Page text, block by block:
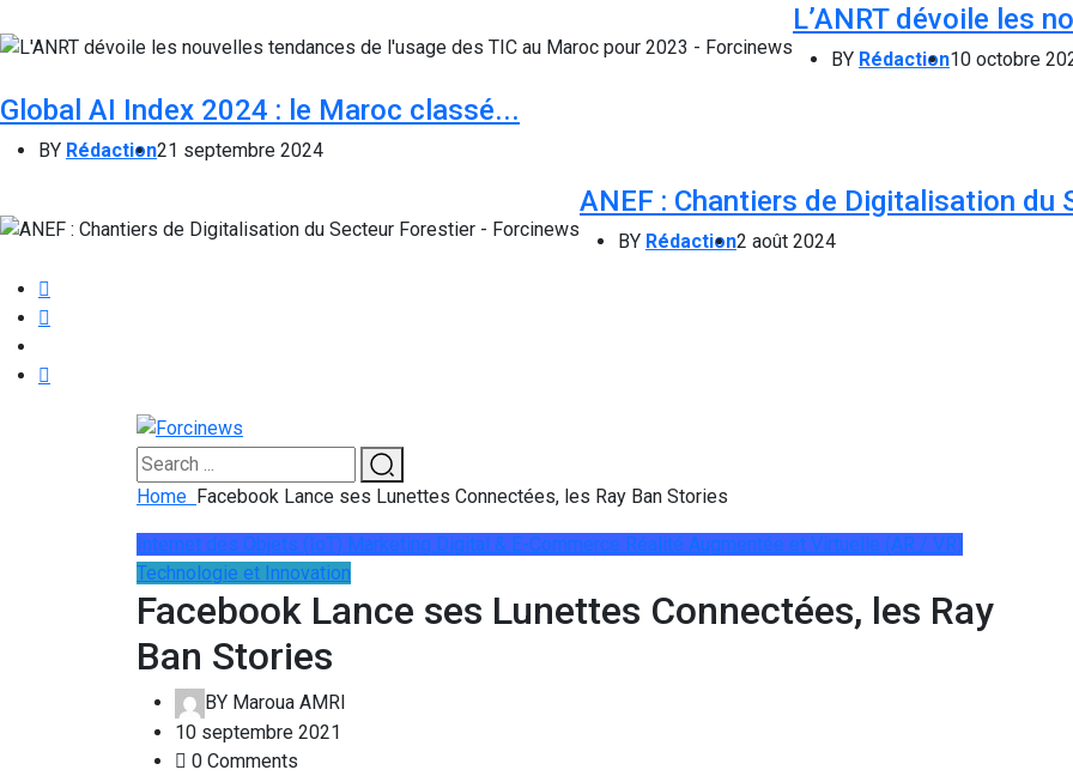
L’ANRT dévoile les
BY Rédaction10 octobre
Global AI Index 2024 : le Maroc classé...
BY Rédaction21 septembre 2024
ANEF : Chantiers de Digitalisation du
BY Rédaction2 août 2024
Home Facebook Lance ses Lunettes Connectées, les Ray Ban Stories
Internet des Objets (IoT) Marketing Digital & E-Commerce Réalité Augmentée et Virtuelle (AR / VR)
Technologie et Innovation
Facebook Lance ses Lunettes Connectées, les Ray
Ban Stories
BY Maroua AMRI
10 septembre 2021
0 Comments